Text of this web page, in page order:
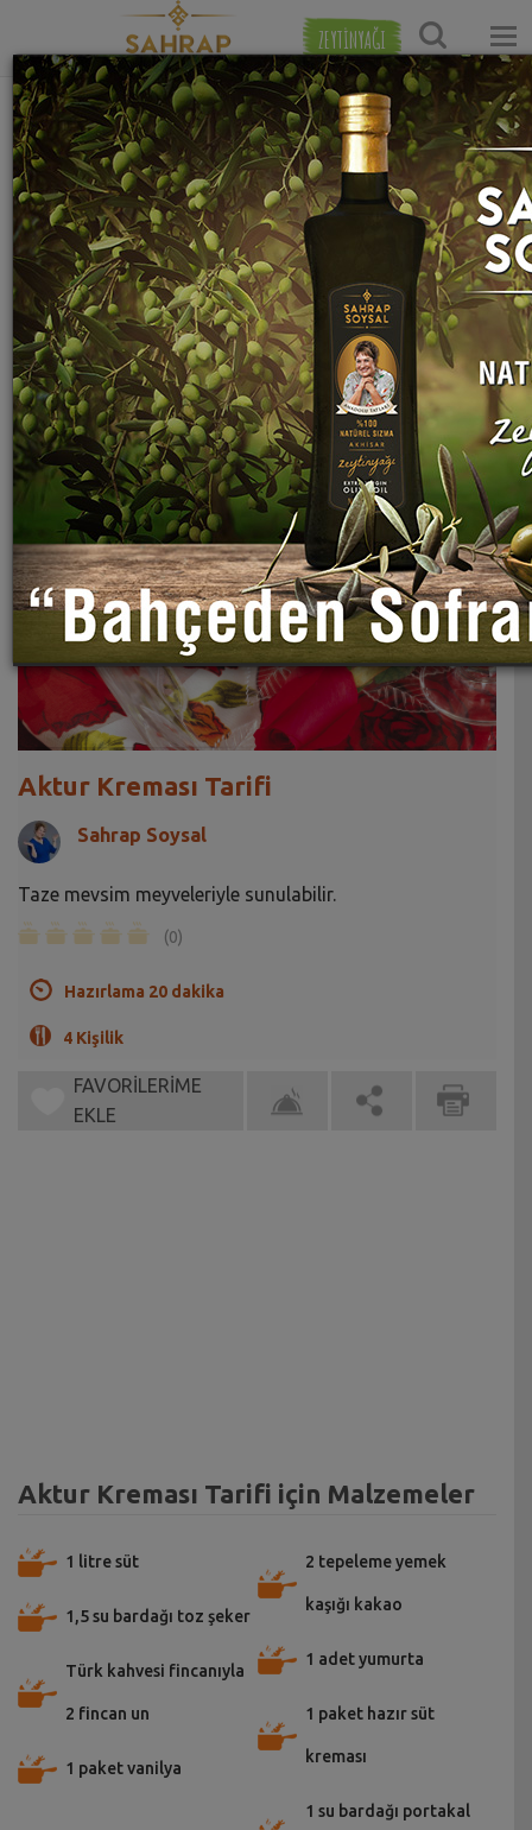
ZEYTİNYAĞI
Ana Sayfa Tatlı Tarifleri
Aktur Kreması Tarifi
Sahrap Soysal
Taze mevsim meyveleriyle sunulabilir.
(0)
Hazırlama 20 dakika
4 Kişilik
FAVORİLERİME
EKLE
Aktur Kreması Tarifi için Malzemeler
1 litre süt
1,5 su bardağı toz şeker
Türk kahvesi fincanıyla
2 fincan un
1 paket vanilya
2 tepeleme yemek
kaşığı kakao
1 adet yumurta
1 paket hazır süt
kreması
1 su bardağı portakal